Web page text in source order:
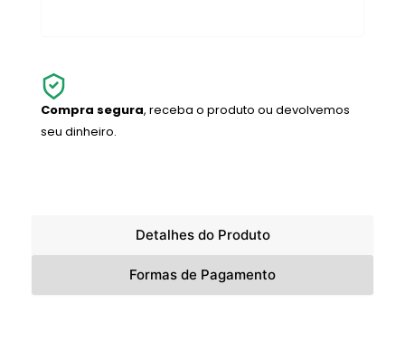
Compra segura, receba o produto ou devolvemos
seu dinheiro.
Detalhes do Produto
Formas de Pagamento